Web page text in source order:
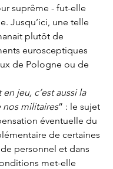
suprême - fut-elle
Jusqu’ici, une telle
plutôt de
eurosceptiques
de Pologne ou de
en jeu, c’est aussi la
nos militaires” : le sujet
éventuelle du
de certaines
personnel et dans
met-elle